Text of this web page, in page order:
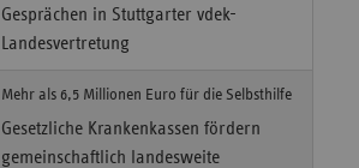
Gesprächen in Stuttgarter vdek-
Landesvertretung
Mehr als 6,5 Millionen Euro für die Selbsthilfe
Gesetzliche Krankenkassen fördern
gemeinschaftlich landesweite